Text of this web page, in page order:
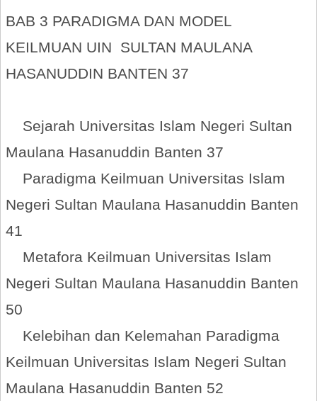
BAB 3 PARADIGMA DAN MODEL
KEILMUAN UIN SULTAN MAULANA
HASANUDDIN BANTEN 37
Sejarah Universitas Islam Negeri Sultan
Maulana Hasanuddin Banten 37
Paradigma Keilmuan Universitas Islam
Negeri Sultan Maulana Hasanuddin Banten
41
Metafora Keilmuan Universitas Islam
Negeri Sultan Maulana Hasanuddin Banten
50
Kelebihan dan Kelemahan Paradigma
Keilmuan Universitas Islam Negeri Sultan
Maulana Hasanuddin Banten 52